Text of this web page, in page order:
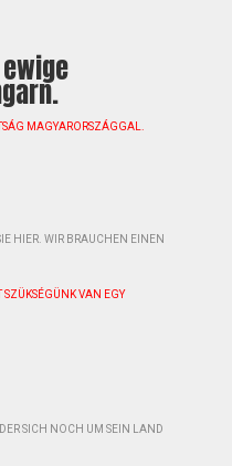
MAGYARORSZÁGGAL.
HIER. WIR BRAUCHEN EINEN
SZÜKSÉGÜNK VAN EGY
SICH NOCH UM SEIN LAND